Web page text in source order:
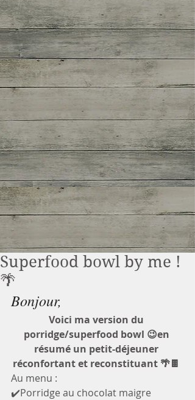
Superfood bowl by me !
🌴
Bonjour,
Voici ma version du
porridge/superfood bowl 😉en
résumé un petit-déjeuner
réconfortant et reconstituant 🌴🍫
Au menu :
✔️Porridge au chocolat maigre